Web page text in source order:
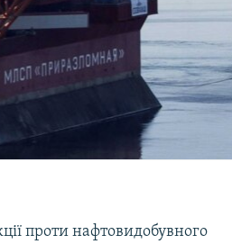
проти нафтовидобувного